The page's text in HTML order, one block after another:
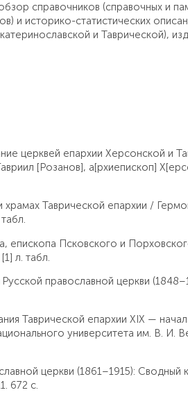
справочников (справочных и
и историко-статистических
и Таврической),
церквей епархии Херсонской и
[Розанов], а[рхиепископ]
Таврической епархии /
епископа Псковского и
л. табл.
православной церкви
Таврической епархии XIX —
университета им. В. И.
церкви (1861–1915): Сводный
672 с.